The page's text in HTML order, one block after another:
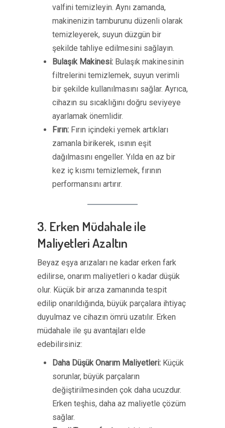
valfini temizleyin. Aynı zamanda,
makinenizin tamburunu düzenli olarak
temizleyerek, suyun düzgün bir
şekilde tahliye edilmesini sağlayın.
Bulaşık Makinesi: Bulaşık makinesinin
filtrelerini temizlemek, suyun verimli
bir şekilde kullanılmasını sağlar. Ayrıca,
cihazın su sıcaklığını doğru seviyeye
ayarlamak önemlidir.
Fırın: Fırın içindeki yemek artıkları
zamanla birikerek, ısının eşit
dağılmasını engeller. Yılda en az bir
kez iç kısmı temizlemek, fırının
performansını artırır.
3. Erken Müdahale ile
Maliyetleri Azaltın
Beyaz eşya arızaları ne kadar erken fark
edilirse, onarım maliyetleri o kadar düşük
olur. Küçük bir arıza zamanında tespit
edilip onarıldığında, büyük parçalara ihtiyaç
duyulmaz ve cihazın ömrü uzatılır. Erken
müdahale ile şu avantajları elde
edebilirsiniz:
Daha Düşük Onarım Maliyetleri: Küçük
sorunlar, büyük parçaların
değiştirilmesinden çok daha ucuzdur.
Erken teşhis, daha az maliyetle çözüm
sağlar.